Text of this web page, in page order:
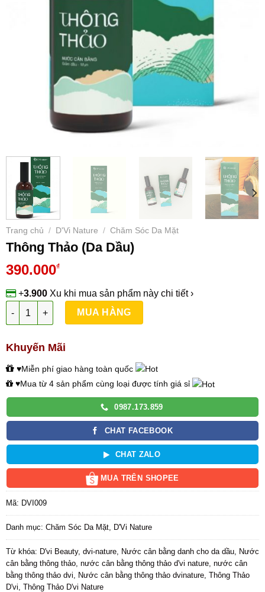
Trang chủ / D'Vi Nature / Chăm Sóc Da Mặt
Thông Thảo (Da Dầu)
390.000₫
+3.900 Xu khi mua sản phẩm này chi tiết ›
Thông Thảo (Da Dầu) số lượng
MUA HÀNG
Khuyến Mãi
♥Miễn phí giao hàng toàn quốc
♥Mua từ 4 sản phẩm cùng loại được tính giá sỉ
0987.173.859
CHAT FACEBOOK
CHAT ZALO
MUA TRÊN SHOPEE
Mã: DVI009
Danh mục: Chăm Sóc Da Mặt, D'Vi Nature
Từ khóa: D'vi Beauty, dvi-nature, Nước cân bằng danh cho da dầu, Nước
cân bằng thông thảo, nước cân bằng thông thảo d'vi nature, nước cân
bằng thông thảo dvi, Nước cân bằng thông thảo dvinature, Thông Thảo
D'vi, Thông Thảo D'vi Nature